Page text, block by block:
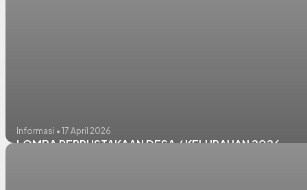
Informasi • 17 April 2026
LOMBA PERPUSTAKAAN DESA / KELURAHAN 2026